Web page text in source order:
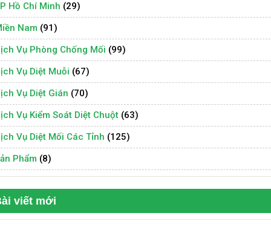
Hồ Chí Minh (29)
Nam (91)
Vụ Phòng Chống Mối (99)
Vụ Diệt Muỗi (67)
Vụ Diệt Gián (70)
Vụ Kiểm Soát Diệt Chuột (63)
Vụ Diệt Mối Các Tỉnh (125)
Phẩm (8)
viết mới